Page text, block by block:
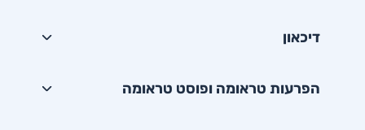
דיכאון
הפרעות טראומה ופוסט טראומה